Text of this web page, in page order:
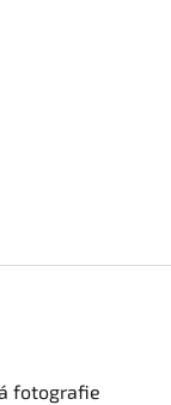
fotografie